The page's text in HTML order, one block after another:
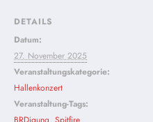
DETAILS
Datum:
27. November 2025
Veranstaltungskategorie:
Hallenkonzert
Veranstaltung-Tags: